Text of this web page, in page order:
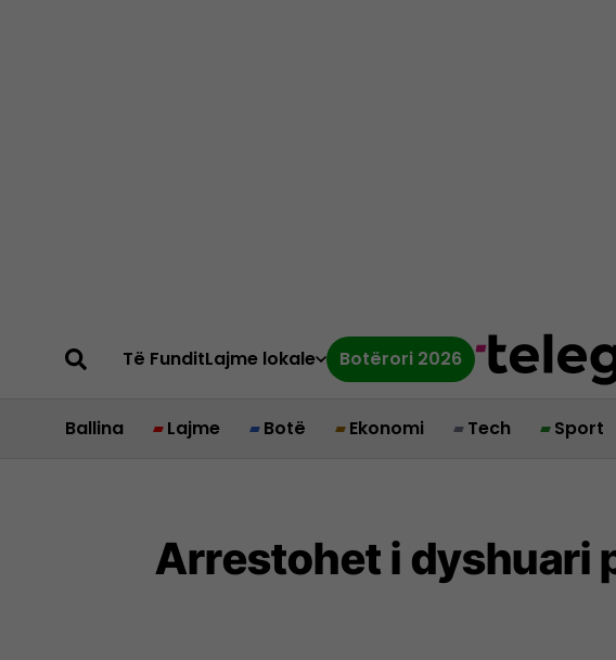
Të FunditLajme lokale Botërori 2026
Ballina Lajme Botë Ekonomi Tech Sport
Arrestohet i dyshuari